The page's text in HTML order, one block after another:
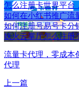
怎么注册卡世界平台
如何在小红书推广流
如何注册号易号卡分
妖火云掌厅怎么注册
流量卡代理，零成本
代理
上一篇